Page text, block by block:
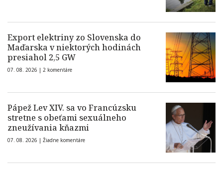
Export elektriny zo Slovenska do
Maďarska v niektorých hodinách
presiahol 2,5 GW
07. 08. 2026 | 2 komentáre
Pápež Lev XIV. sa vo Francúzsku
stretne s obeťami sexuálneho
zneužívania kňazmi
07. 08. 2026 | Žiadne komentáre